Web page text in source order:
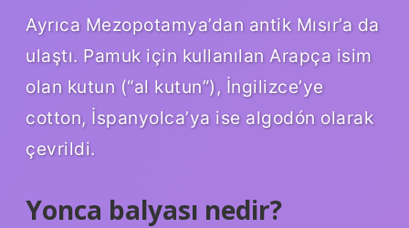
Ayrıca Mezopotamya’dan antik Mısır’a da
ulaştı. Pamuk için kullanılan Arapça isim
olan kutun (“al kutun”), İngilizce’ye
cotton, İspanyolca’ya ise algodón olarak
çevrildi.
Yonca balyası nedir?